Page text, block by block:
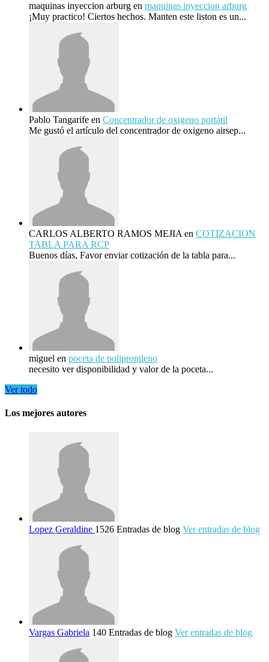
maquinas inyeccion arburg en maquinas inyeccion arburg
¡Muy practico! Ciertos hechos. Manten este liston es un...
Pablo Tangarife en Concentrador de oxigeno portátil
Me gustó el artículo del concentrador de oxigeno airsep...
CARLOS ALBERTO RAMOS MEJIA en COTIZACION
TABLA PARA RCP
Buenos días, Favor enviar cotización de la tabla para...
miguel en poceta de polipropileno
necesito ver disponibilidad y valor de la poceta...
Ver todo
Los mejores autores
Lopez Geraldine 1526 Entradas de blog Ver entradas de blog
Vargas Gabriela 140 Entradas de blog Ver entradas de blog